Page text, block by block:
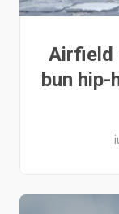
Airfield
bun